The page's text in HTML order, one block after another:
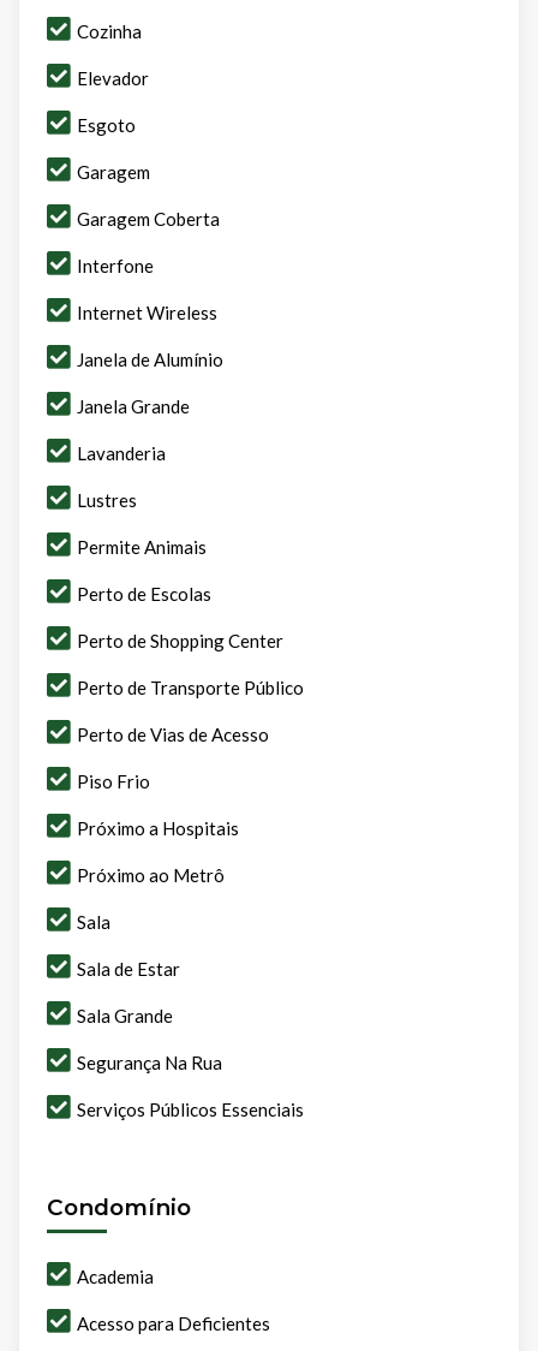
Cozinha
Elevador
Esgoto
Garagem
Garagem Coberta
Interfone
Internet Wireless
Janela de Alumínio
Janela Grande
Lavanderia
Lustres
Permite Animais
Perto de Escolas
Perto de Shopping Center
Perto de Transporte Público
Perto de Vias de Acesso
Piso Frio
Próximo a Hospitais
Próximo ao Metrô
Sala
Sala de Estar
Sala Grande
Segurança Na Rua
Serviços Públicos Essenciais
Condomínio
Academia
Acesso para Deficientes